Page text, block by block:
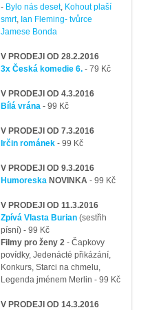
- Bylo nás deset, Kohout plaší
smrt, Ian Fleming- tvůrce
Jamese Bonda
V PRODEJI OD 28.2.2016
3x Česká komedie 6. - 79 Kč
V PRODEJI OD 4.3.2016
Bílá vrána- 99 Kč
V PRODEJI OD 7.3.2016
Irčin románek - 99 Kč
V PRODEJI OD 9.3.2016
HumoreskaNOVINKA - 99 Kč
V PRODEJI OD 11.3.2016
Zpívá Vlasta Burian (sestřih
písní) - 99 Kč
Filmy pro ženy 2- Čapkovy
povídky, Jedenácté přikázání,
Konkurs, Starci na chmelu,
Legenda jménem Merlin - 99 Kč
V PRODEJI OD 14.3.2016